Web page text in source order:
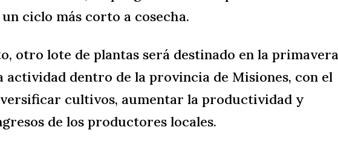
ciclo más corto a cosecha.
otro lote de plantas será destinado en la primavera
actividad dentro de la provincia de Misiones, con el
cultivos, aumentar la productividad y
de los productores locales.